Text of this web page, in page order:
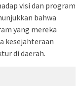
visi dan program
bahwa
yang mereka
kesejahteraan
di daerah.